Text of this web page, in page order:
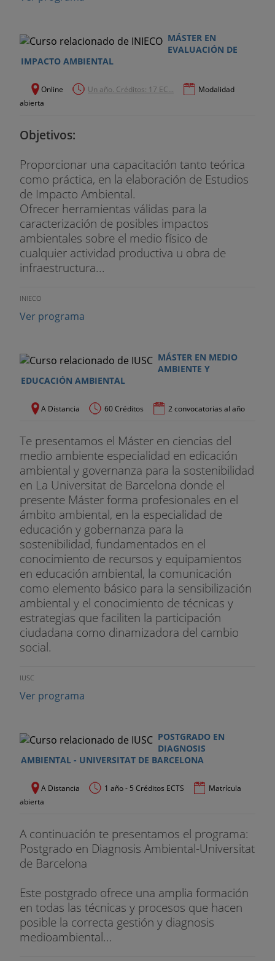
MÁSTER EN
EVALUACIÓN DE
IMPACTO AMBIENTAL
Online Un año. Créditos: 17 EC...
Modalidad
abierta
Objetivos:
Proporcionar una capacitación tanto teórica
como práctica, en la elaboración de Estudios
de Impacto Ambiental.
Ofrecer herramientas válidas para la
caracterización de posibles impactos
ambientales sobre el medio físico de
cualquier actividad productiva u obra de
infraestructura...
INIECO
Ver programa
MÁSTER EN MEDIO
AMBIENTE Y
EDUCACIÓN AMBIENTAL
A Distancia 60 Créditos 2 convocatorias al año
Te presentamos el Máster en ciencias del
medio ambiente especialidad en edicación
ambiental y governanza para la sostenibilidad
en La Universitat de Barcelona donde el
presente Máster forma profesionales en el
ámbito ambiental, en la especialidad de
educación y gobernanza para la
sostenibilidad, fundamentados en el
conocimiento de recursos y equipamientos
en educación ambiental, la comunicación
como elemento básico para la sensibilización
ambiental y el conocimiento de técnicas y
estrategias que faciliten la participación
ciudadana como dinamizadora del cambio
social.
IUSC
Ver programa
POSTGRADO EN
DIAGNOSIS
AMBIENTAL - UNIVERSITAT DE BARCELONA
A Distancia 1 año - 5 Créditos ECTS
Matrícula
abierta
A continuación te presentamos el programa:
Postgrado en Diagnosis Ambiental-Universitat
de Barcelona
Este postgrado ofrece una amplia formación
en todas las técnicas y procesos que hacen
posible la correcta gestión y diagnosis
medioambiental...